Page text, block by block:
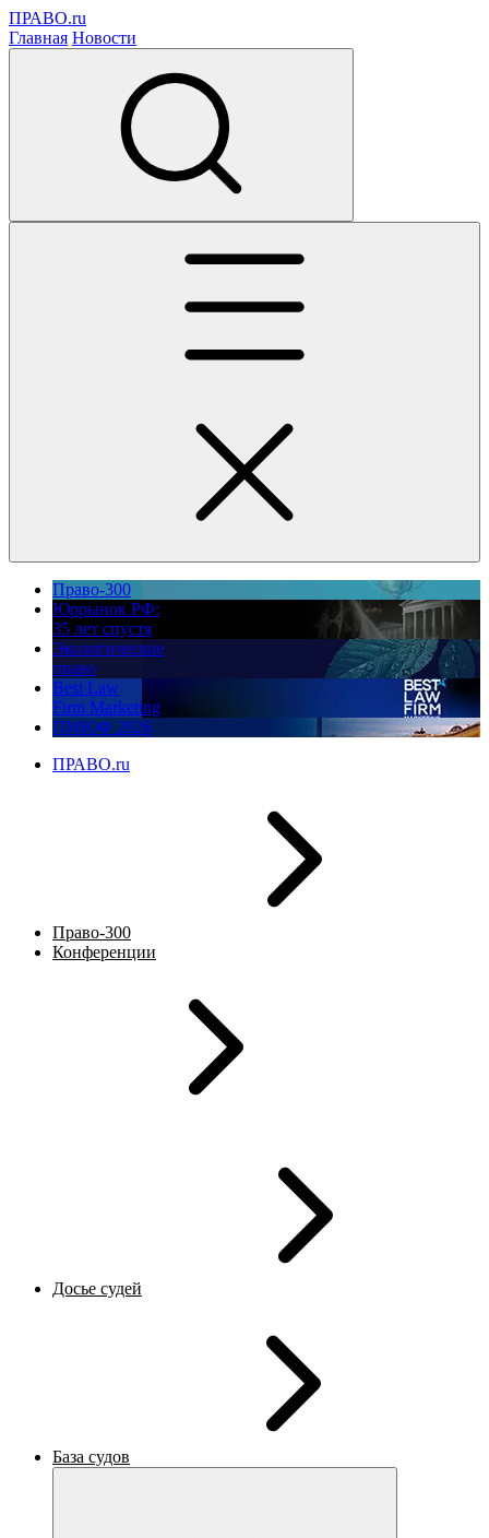
ПРАВО.ru
Главная Новости
Право-300
Юррынок РФ:
35 лет спустя
Экологическое
право
Best Law
Firm Marketing
ПМЮФ 2026
ПРАВО.ru
Право-300
Конференции
Досье судей
База судов